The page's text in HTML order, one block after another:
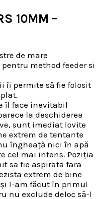
10MM –
de mare
method feeder si
îi permite să fie folosit
îl face inevitabil
la deschiderea
sunt imediat lovite
extrem de tentante
îngheață nici în apă
cel mai intens. Poziția
sa fie aspirata fara
extrem de bine
l-am făcut în primul
nu exclude deloc să-l